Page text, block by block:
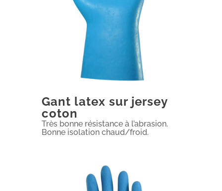
Gant latex sur jersey
coton
Très bonne résistance à l’abrasion.
Bonne isolation chaud/froid.